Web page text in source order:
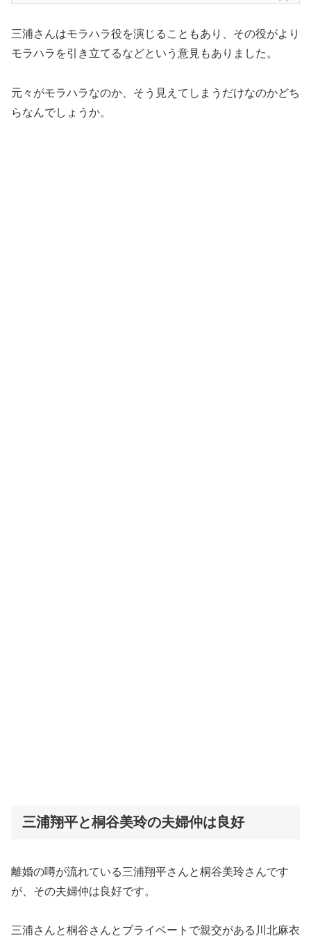
三浦さんはモラハラ役を演じることもあり、その役がより
モラハラを引き立てるなどという意見もありました。
元々がモラハラなのか、そう見えてしまうだけなのかどち
らなんでしょうか。
三浦翔平と桐谷美玲の夫婦仲は良好
離婚の噂が流れている三浦翔平さんと桐谷美玲さんです
が、その夫婦仲は良好です。
三浦さんと桐谷さんとプライベートで親交がある川北麻衣